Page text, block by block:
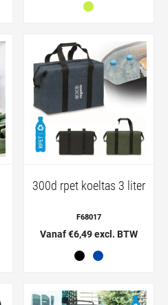
300d rpet koeltas 3 liter
F68017
Vanaf €6,49 excl. BTW